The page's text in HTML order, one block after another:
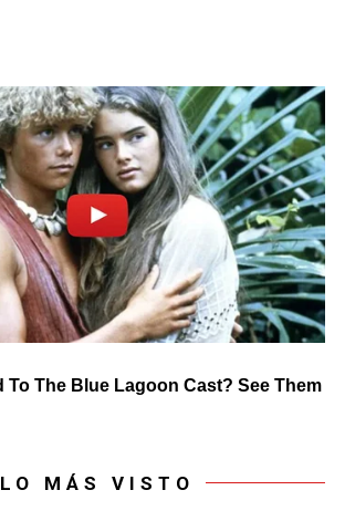
LO MÁS VISTO